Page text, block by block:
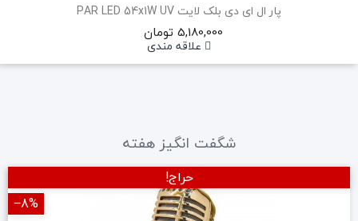
پار ال ای دی بلک لایت PAR LED 54x1W UV
5,180,000 تومان
علاقه مندی
شگفت انگیز هفته
حراج!
‎−8%